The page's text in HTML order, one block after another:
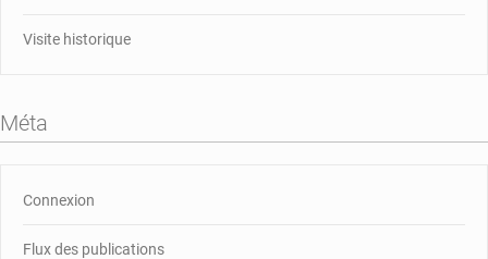
Visite historique
Méta
Connexion
Flux des publications